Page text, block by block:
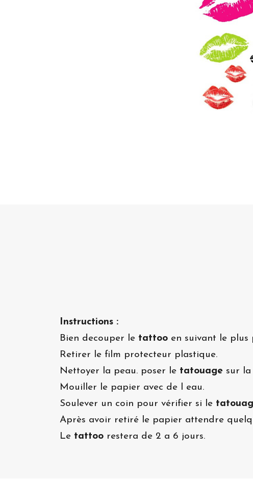
Instructions :
Bien decouper le tattoo en suivant le plus
Retirer le film protecteur plastique.
Nettoyer la peau. poser le tatouage sur la
Mouiller le papier avec de l eau.
Soulever un coin pour vérifier si le
Après avoir retiré le papier attendre
Le tattoo restera de 2 a 6 jours.